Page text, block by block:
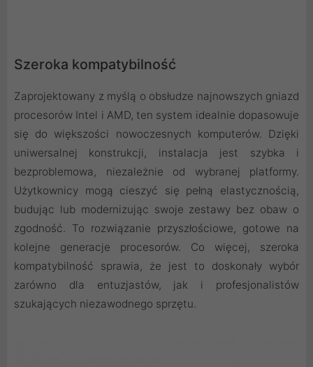
Szeroka kompatybilność
Zaprojektowany z myślą o obsłudze najnowszych gniazd
procesorów Intel i AMD, ten system idealnie dopasowuje
się do większości nowoczesnych komputerów. Dzięki
uniwersalnej konstrukcji, instalacja jest szybka i
bezproblemowa, niezależnie od wybranej platformy.
Użytkownicy mogą cieszyć się pełną elastycznością,
budując lub modernizując swoje zestawy bez obaw o
zgodność. To rozwiązanie przyszłościowe, gotowe na
kolejne generacje procesorów. Co więcej, szeroka
kompatybilność sprawia, że jest to doskonały wybór
zarówno dla entuzjastów, jak i profesjonalistów
szukających niezawodnego sprzętu.